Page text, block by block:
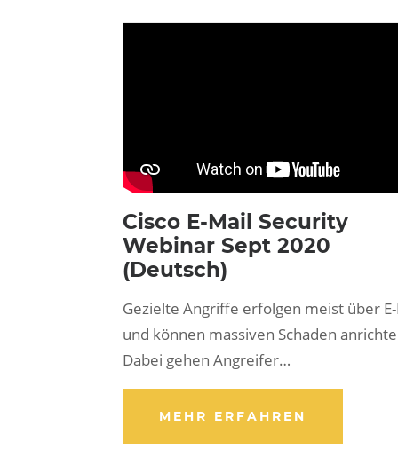
Cisco E-Mail Security
Webinar Sept 2020
(Deutsch)
Gezielte Angriffe erfolgen meist über
und können massiven Schaden
Dabei gehen Angreifer…
MEHR ERFAHREN